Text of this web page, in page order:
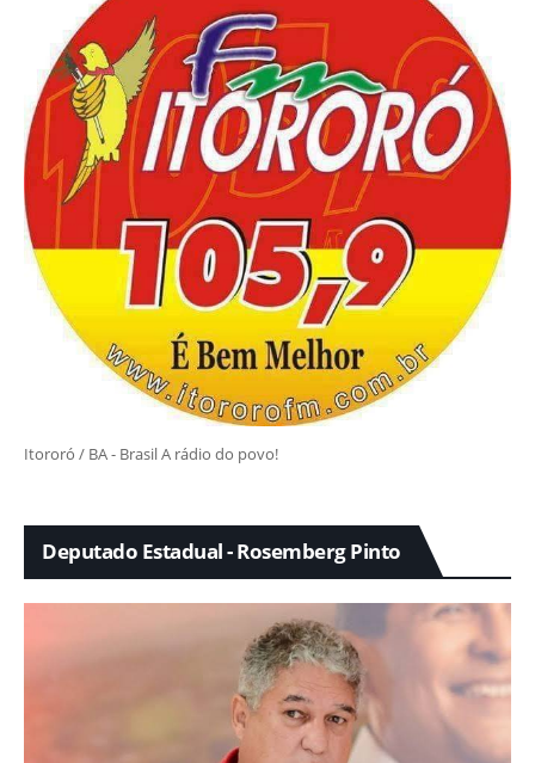
Itororó / BA - Brasil A rádio do povo!
Deputado Estadual - Rosemberg Pinto